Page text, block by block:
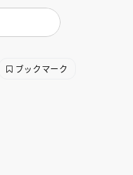
ブックマーク